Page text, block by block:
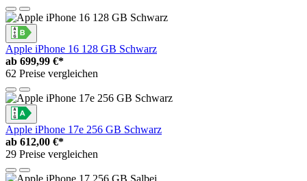
Apple iPhone 16 128 GB Schwarz
ab 699,99 €*
62 Preise vergleichen
Apple iPhone 17e 256 GB Schwarz
ab 612,00 €*
29 Preise vergleichen